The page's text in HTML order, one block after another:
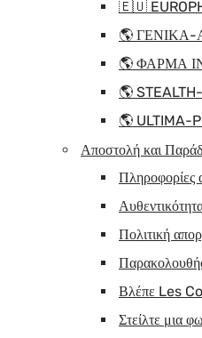
🇪🇺
🌎 ΓΕΝΙΚΑ-
🌎 ΦΑΡΜΑ
🌎
🌎 ULTIMA-
Αποστολή και
Πληροφορίες
Πολιτική
Βλέπε Les
Στείλτε μια